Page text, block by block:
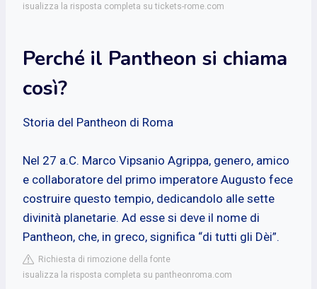
isualizza la risposta completa su tickets-rome.com
Perché il Pantheon si chiama
così?
Storia del Pantheon di Roma
Nel 27 a.C. Marco Vipsanio Agrippa, genero, amico
e collaboratore del primo imperatore Augusto fece
costruire questo tempio, dedicandolo alle sette
divinità planetarie. Ad esse si deve il nome di
Pantheon, che, in greco, significa “di tutti gli Dèi”.
Richiesta di rimozione della fonte
isualizza la risposta completa su pantheonroma.com